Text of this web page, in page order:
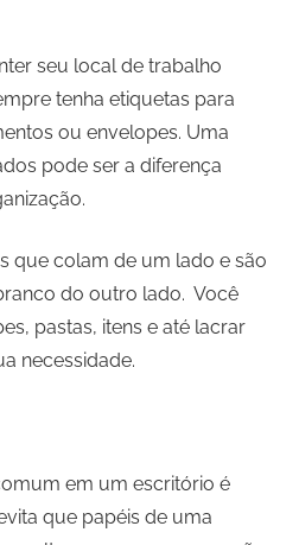
seu local de trabalho
tenha etiquetas para
ou envelopes. Uma
pode ser a diferença
que colam de um lado e são
do outro lado. Você
pastas, itens e até lacrar
necessidade.
em um escritório é
que papéis de uma